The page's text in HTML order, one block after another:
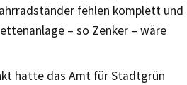
fehlen komplett und
– so Zenker – wäre
hatte das Amt für Stadtgrün